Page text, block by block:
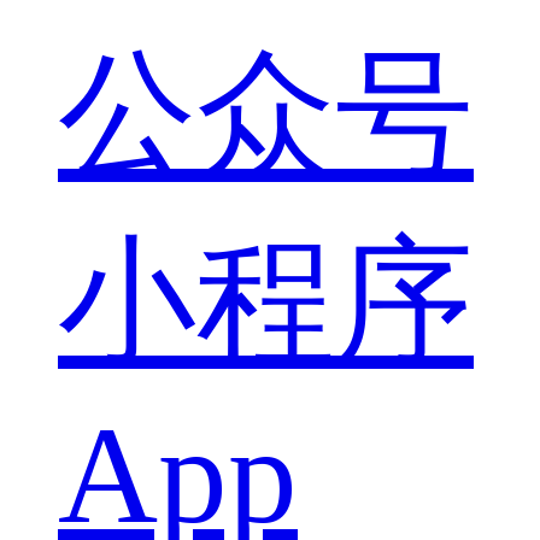
公众号
小程序
App